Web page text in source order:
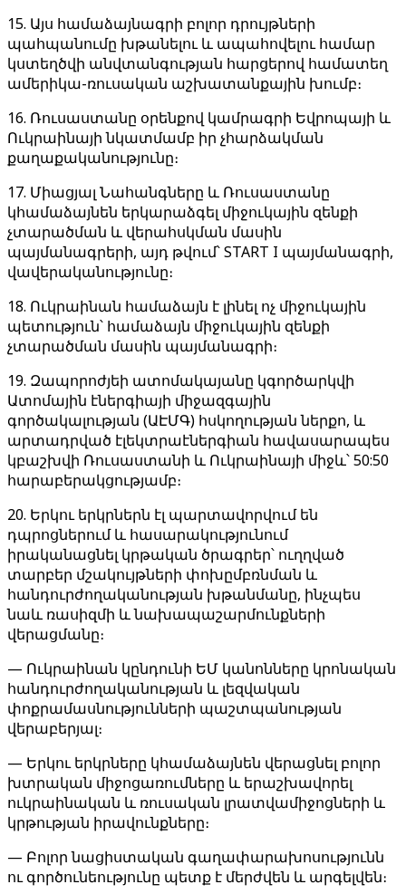
15. Այս համաձայնագրի բոլոր դրույթների
պահպանումը խթանելու և ապահովելու համար
կստեղծվի անվտանգության հարցերով համատեղ
ամերիկա-ռուսական աշխատանքային խումբ։
16. Ռուսաստանը օրենքով կամրագրի Եվրոպայի և
Ուկրաինայի նկատմամբ իր չհարձակման
քաղաքականությունը։
17. Միացյալ Նահանգները և Ռուսաստանը
կհամաձայնեն երկարաձգել միջուկային զենքի
չտարածման և վերահսկման մասին
պայմանագրերի, այդ թվում՝ START I պայմանագրի,
վավերականությունը։
18. Ուկրաինան համաձայն է լինել ոչ միջուկային
պետություն՝ համաձայն միջուկային զենքի
չտարածման մասին պայմանագրի։
19. Զապորոժյեի ատոմակայանը կգործարկվի
Ատոմային էներգիայի միջազգային
գործակալության (ԱԷՄԳ) հսկողության ներքո, և
արտադրված էլեկտրաէներգիան հավասարապես
կբաշխվի Ռուսաստանի և Ուկրաինայի միջև՝ 50:50
հարաբերակցությամբ։
20. Երկու երկրներն էլ պարտավորվում են
դպրոցներում և հասարակությունում
իրականացնել կրթական ծրագրեր՝ ուղղված
տարբեր մշակույթների փոխըմբռնման և
հանդուրժողականության խթանմանը, ինչպես
նաև ռասիզմի և նախապաշարմունքների
վերացմանը։
— Ուկրաինան կընդունի ԵՄ կանոնները կրոնական
հանդուրժողականության և լեզվական
փոքրամասնությունների պաշտպանության
վերաբերյալ։
— Երկու երկրները կհամաձայնեն վերացնել բոլոր
խտրական միջոցառումները և երաշխավորել
ուկրաինական և ռուսական լրատվամիջոցների և
կրթության իրավունքները։
— Բոլոր նացիստական ​​գաղափարախոսությունն
ու գործունեությունը պետք է մերժվեն և արգելվեն։